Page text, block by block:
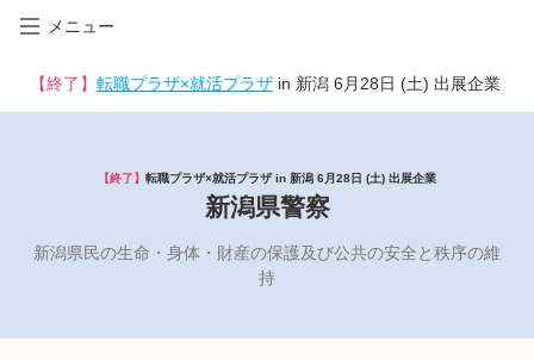
メニュー
【終了】 転職プラザ×就活プラザ in 新潟 6月28日 (土) 出展企業
【終了】 転職プラザ×就活プラザ in 新潟 6月28日 (土) 出展企業
新潟県警察
新潟県民の生命・身体・財産の保護及び公共の安全と秩序の維
持